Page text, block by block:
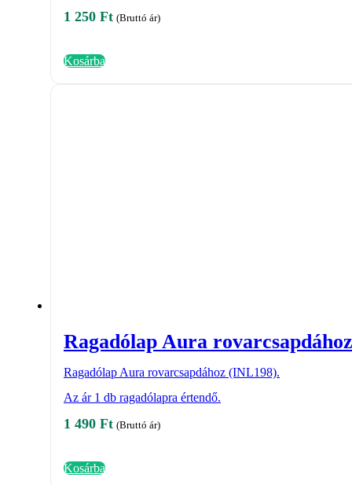
1 250 Ft (Bruttó ár)
Kosárba
Ragadólap Aura
Ragadólap Aura rovarcsapdához (INL198).
Az ár 1 db ragadólapra értendő.
1 490 Ft (Bruttó ár)
Kosárba